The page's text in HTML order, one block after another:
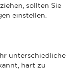
sollten Sie
einstellen.
unterschiedliche
hart zu